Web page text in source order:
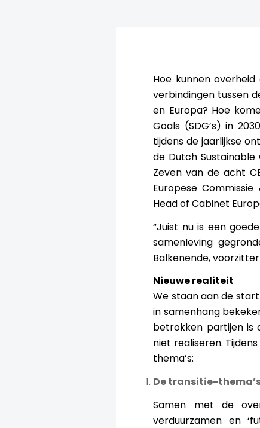
Hoe kunnen
verbindingen tussen
en Europa? Hoe
Goals (SDG’s) in
tijdens de jaarlijkse
de Dutch
Zeven van de acht
Europese
Head of Cabinet
“Juist nu is een
samenleving
Balkenende,
Nieuwe realiteit
We staan aan de
in samenhang
betrokken partijen is
niet realiseren.
thema’s:
De transitie-
Samen met de
verduurzamen en